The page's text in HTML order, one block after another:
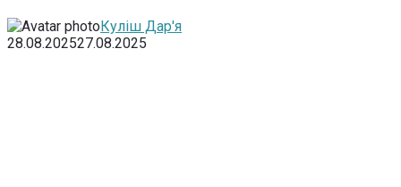
Куліш Дар'я
28.08.202527.08.2025